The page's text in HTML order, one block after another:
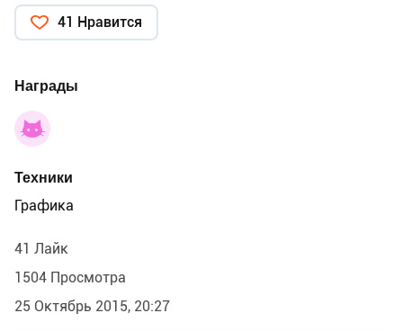
41 Нравится
Награды
Техники
Графика
41 Лайк
1504 Просмотра
25 Октябрь 2015, 20:27